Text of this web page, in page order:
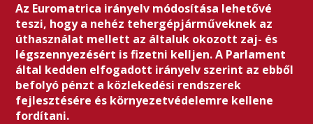
Az Euromatrica irányelv módosítása lehetővé
teszi, hogy a nehéz tehergépjárműveknek az
úthasználat mellett az általuk okozott zaj- és
légszennyezésért is fizetni kelljen. A Parlament
által kedden elfogadott irányelv szerint az ebből
befolyó pénzt a közlekedési rendszerek
fejlesztésére és környezetvédelemre kellene
fordítani.